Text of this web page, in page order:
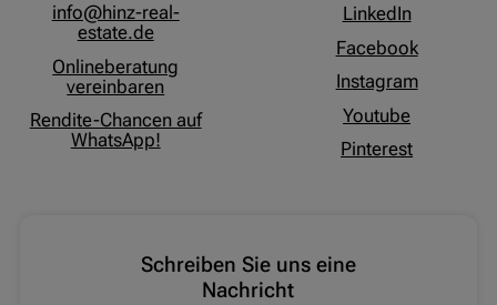
info@hinz-real-
estate.de
Onlineberatung
vereinbaren
Rendite-Chancen auf
WhatsApp!
LinkedIn
Facebook
Instagram
Youtube
Pinterest
Schreiben Sie uns eine
Nachricht